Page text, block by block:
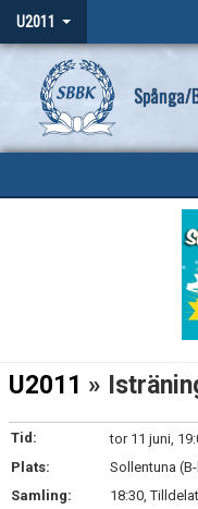
U2011
Spånga/
DOKUMENT
U2011 »
Tid:
tor 11 juni,
Plats:
Sollentuna
Samling:
18:30,